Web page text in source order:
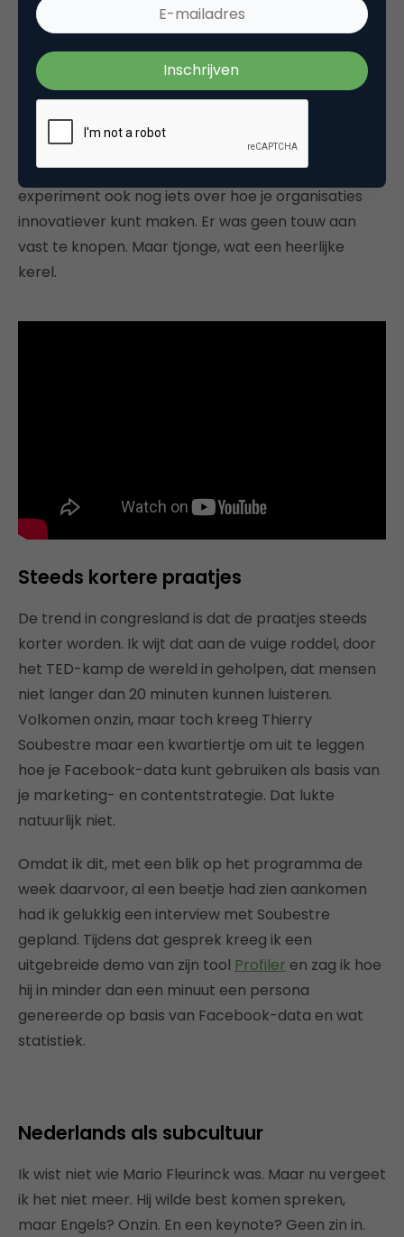
wervelwind die anekdote na anekdote met veel
fuckenshiten zijn catchphrase “Has anyone ever
done that?”
aan elkaar draait. Af en toe wisselt hij
van slide, klikt verkeerd en verprutst het, nog meer
scheldwoorden, en weer een anekdote…
Hij vertelt met behulp van dit schokkende vlooien-
experiment ook nog iets over hoe je organisaties
innovatiever kunt maken. Er was geen touw aan
vast te knopen. Maar tjonge, wat een heerlijke
kerel.
Steeds kortere praatjes
De trend in congresland is dat de praatjes steeds
korter worden. Ik wijt dat aan de vuige roddel, door
het TED-kamp de wereld in geholpen, dat mensen
niet langer dan 20 minuten kunnen luisteren.
Volkomen onzin, maar toch kreeg Thierry
Soubestre maar een kwartiertje om uit te leggen
hoe je Facebook-data kunt gebruiken als basis van
je marketing- en contentstrategie. Dat lukte
natuurlijk niet.
Omdat ik dit, met een blik op het programma de
week daarvoor, al een beetje had zien aankomen
had ik gelukkig een interview met Soubestre
gepland. Tijdens dat gesprek kreeg ik een
uitgebreide demo van zijn tool Profiler en zag ik hoe
hij in minder dan een minuut een persona
genereerde op basis van Facebook-data en wat
statistiek.
Nederlands als subcultuur
Ik wist niet wie Mario Fleurinck was. Maar nu vergeet
ik het niet meer. Hij wilde best komen spreken,
maar Engels? Onzin. En een keynote? Geen zin in.